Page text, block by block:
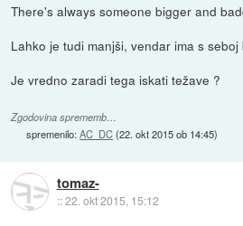
There's always someone bigger and
Lahko je tudi manjši, vendar ima s
Je vredno zaradi tega iskati težave ?
Zgodovina sprememb…
spremenilo:AC_DC(22. okt 2015 ob 14:45)
tomaz-
::22. okt 2015, 15:12